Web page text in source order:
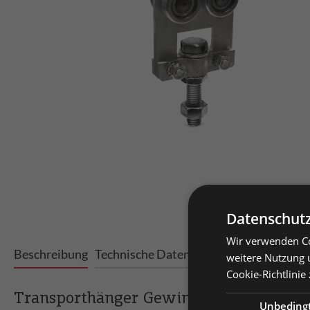
Beschreibung Technische Daten Varianten
Transporthänger Gewindebolzen H40
Wir verwenden
weitere Nutzung
Cookie-Richtlinie